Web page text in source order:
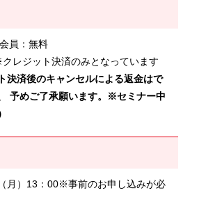
員：無料
レジット決済のみとなっています
決済後のキャンセルによる返金はで
予めご了承願います。※セミナー中
月）13：00※事前のお申し込みが必